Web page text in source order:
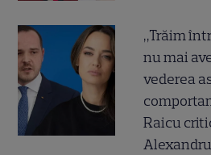
„Trăim
nu mai
vederea
Raicu